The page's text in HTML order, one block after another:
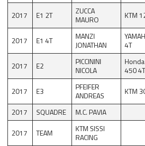
2017
E1 2T
ZUCCA
MAURO
KTM
2017 E1 4T
MANZI
JONATHAN
4T
2017
E2
PICCININI
NICOLA
Honda
450 4T
2017
E3
PFEIFER
ANDREAS
KTM
2017
SQUADRE
M.C. PAVIA
2017
TEAM
KTM SISSI
RACING